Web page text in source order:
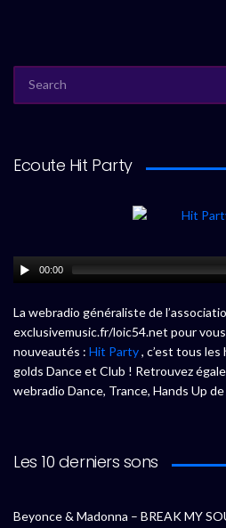
FOR:
Ecoute Hit Party
00:00
La webradio généraliste de
exclusivemusic.fr/loic54.net pour
nouveautés : Hit Party, c’est tous
golds Dance et Club ! Retrouvez
webradio Dance, Trance, Hands Up
Les 10 derniers sons
Beyonce & Madonna – BREAK MY